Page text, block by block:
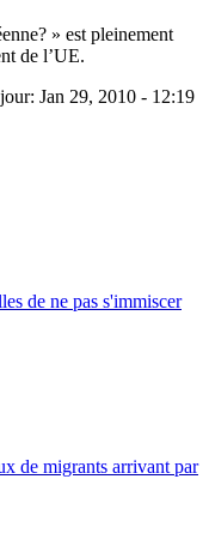
» est pleinement
de l’UE.
Jan 29, 2010 - 12:19
de ne pas s'immiscer
de migrants arrivant par